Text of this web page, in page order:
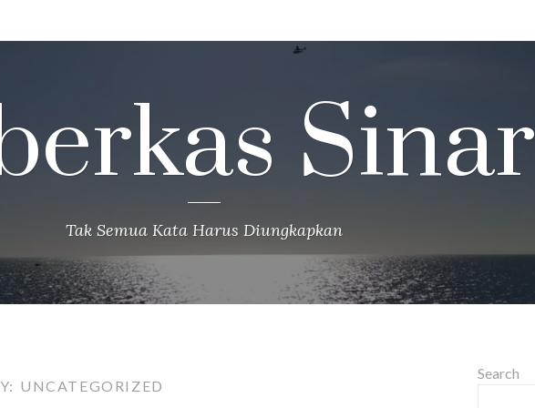
Sinar
Tak Semua Kata Harus Diungkapkan
UNCATEGORIZED
Search